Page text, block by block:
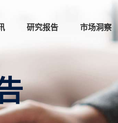
研究报告 市场洞察